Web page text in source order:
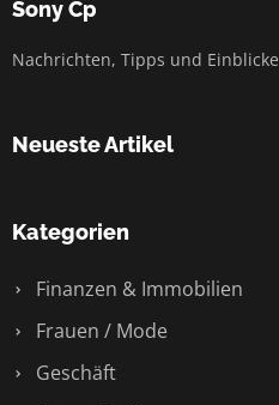
Sony Cp
Nachrichten, Tipps und Einblicke
Neueste Artikel
Kategorien
Finanzen & Immobilien
Frauen / Mode
Geschäft